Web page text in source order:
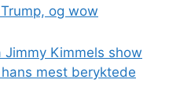
og wow
Kimmels show
mest beryktede